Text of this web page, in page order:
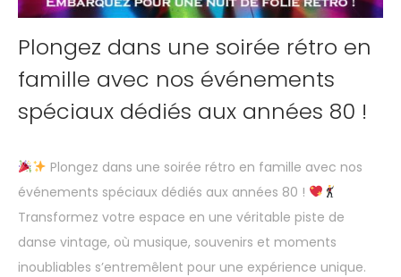
Plongez dans une soirée rétro en
famille avec nos événements
spéciaux dédiés aux années 80 !
Plongez dans une soirée rétro en famille avec nos
événements spéciaux dédiés aux années 80 !
Transformez votre espace en une véritable piste de
danse vintage, où musique, souvenirs et moments
inoubliables s’entremêlent pour une expérience unique.